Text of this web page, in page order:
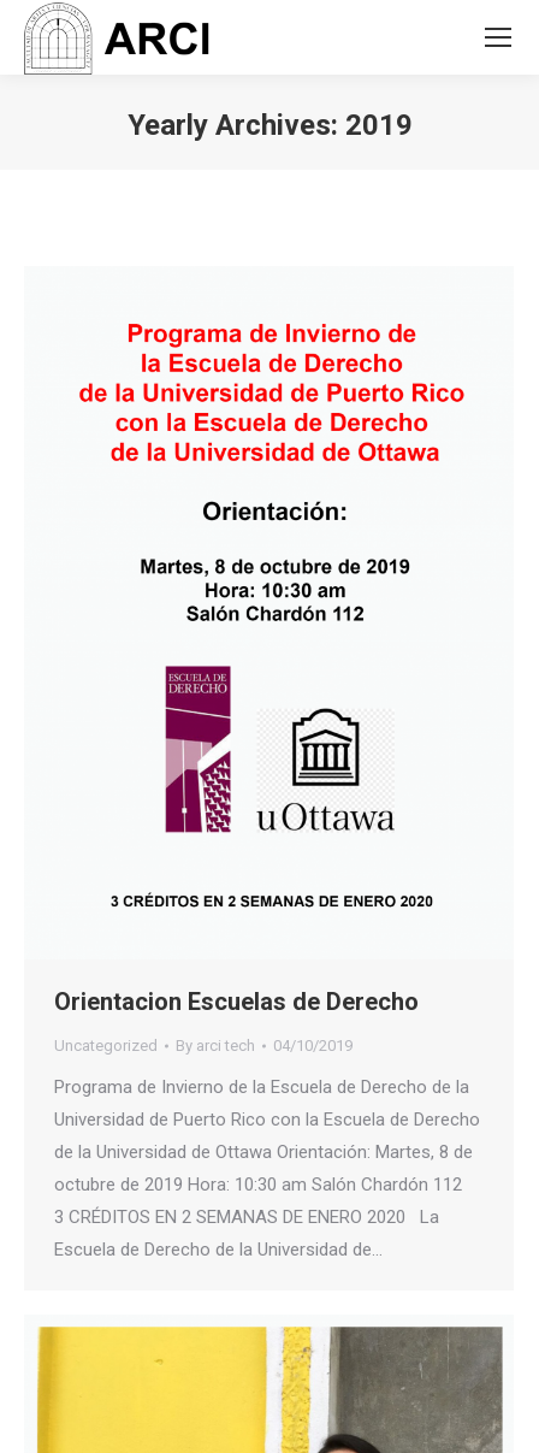
Yearly Archives: 2019
Orientacion Escuelas de Derecho
Uncategorized By arci tech 04/10/2019
Programa de Invierno de la Escuela de Derecho de la
Universidad de Puerto Rico con la Escuela de Derecho
de la Universidad de Ottawa Orientación: Martes, 8 de
octubre de 2019 Hora: 10:30 am Salón Chardón 112
3 CRÉDITOS EN 2 SEMANAS DE ENERO 2020 La
Escuela de Derecho de la Universidad de…